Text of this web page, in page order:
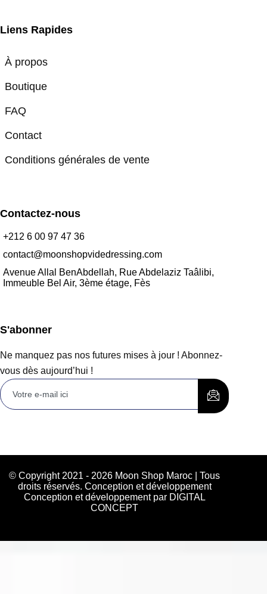
Liens Rapides
À propos
Boutique
FAQ
Contact
Conditions générales de vente
Contactez-nous
+212 6 00 97 47 36
contact@moonshopvidedressing.com
Avenue Allal BenAbdellah, Rue Abdelaziz Taâlibi,
Immeuble Bel Air, 3ème étage, Fès
S'abonner
Ne manquez pas nos futures mises à jour ! Abonnez-
vous dès aujourd’hui !
© Copyright 2021 - 2026 Moon Shop Maroc | Tous
droits réservés. Conception et développement
Conception et développement par DIGITAL
CONCEPT